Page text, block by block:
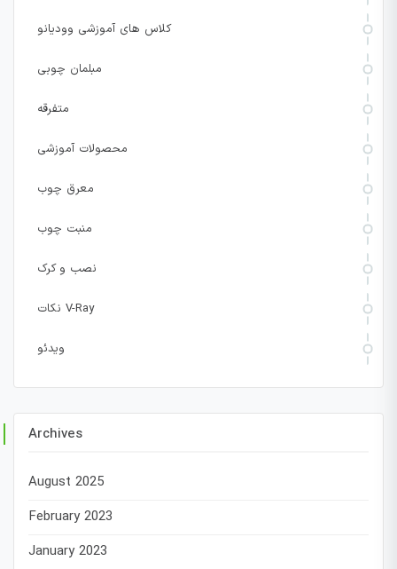
کلاس های آموزشی وودیانو
مبلمان چوبی
متفرقه
محصولات آموزشی
معرق چوب
منبت چوب
نصب و کرک
نکات V-Ray
ویدئو
Archives
August 2025
February 2023
January 2023